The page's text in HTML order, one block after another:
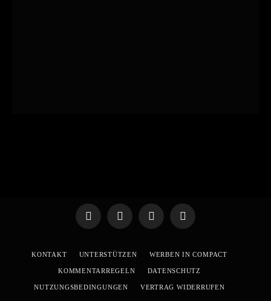
TelegramWhatsApp
X
YouTube
KONTAKT UNTERSTÜTZEN WERBEN IN COMPACT
KOMMENTARREGELN DATENSCHUTZ
NUTZUNGSBEDINGUNGEN VERTRAG WIDERRUFEN